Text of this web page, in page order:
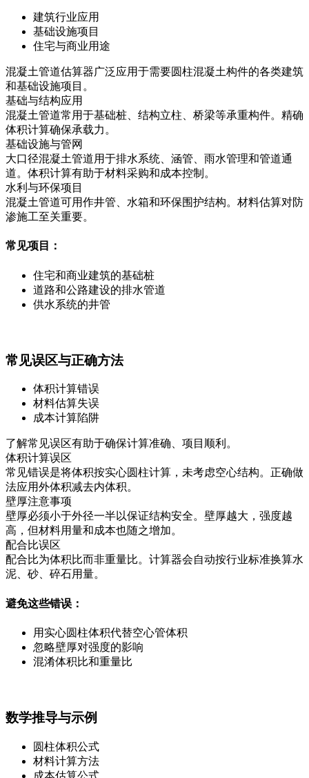
建筑行业应用
基础设施项目
住宅与商业用途
混凝土管道估算器广泛应用于需要圆柱混凝土构件的各类建筑
和基础设施项目。
基础与结构应用
混凝土管道常用于基础桩、结构立柱、桥梁等承重构件。精确
体积计算确保承载力。
基础设施与管网
大口径混凝土管道用于排水系统、涵管、雨水管理和管道通
道。体积计算有助于材料采购和成本控制。
水利与环保项目
混凝土管道可用作井管、水箱和环保围护结构。材料估算对防
渗施工至关重要。
常见项目：
住宅和商业建筑的基础桩
道路和公路建设的排水管道
供水系统的井管
常见误区与正确方法
体积计算错误
材料估算失误
成本计算陷阱
了解常见误区有助于确保计算准确、项目顺利。
体积计算误区
常见错误是将体积按实心圆柱计算，未考虑空心结构。正确做
法应用外体积减去内体积。
壁厚注意事项
壁厚必须小于外径一半以保证结构安全。壁厚越大，强度越
高，但材料用量和成本也随之增加。
配合比误区
配合比为体积比而非重量比。计算器会自动按行业标准换算水
泥、砂、碎石用量。
避免这些错误：
用实心圆柱体积代替空心管体积
忽略壁厚对强度的影响
混淆体积比和重量比
数学推导与示例
圆柱体积公式
材料计算方法
成本估算公式